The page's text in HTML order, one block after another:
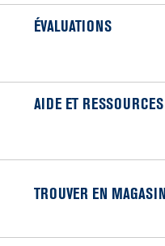
ÉVALUATIONS
AIDE ET RESSOURCES
TROUVER EN MAGASIN